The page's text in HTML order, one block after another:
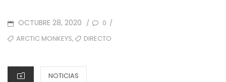
POSTED
ON
OCTUBRE 28, 2020 / 0 /
TAGSARCTIC MONKEYS, DIRECTO
CATEGORIES
NOTICIAS